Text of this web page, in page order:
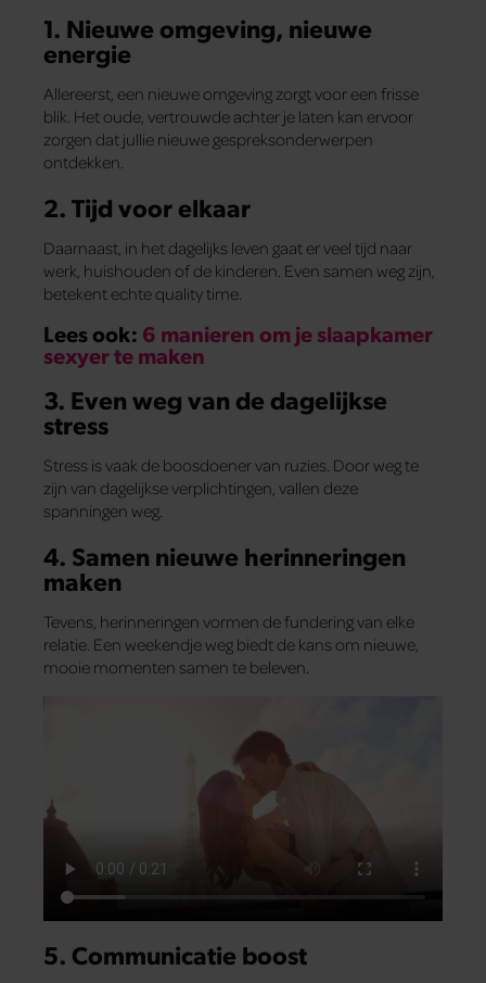
1. Nieuwe omgeving, nieuwe
energie
Allereerst, een nieuwe omgeving zorgt voor een frisse
blik. Het oude, vertrouwde achter je laten kan ervoor
zorgen dat jullie nieuwe gespreksonderwerpen
ontdekken.
2. Tijd voor elkaar
Daarnaast, in het dagelijks leven gaat er veel tijd naar
werk, huishouden of de kinderen. Even samen weg zijn,
betekent echte quality time.
Lees ook: 6 manieren om je slaapkamer
sexyer te maken
3. Even weg van de dagelijkse
stress
Stress is vaak de boosdoener van ruzies. Door weg te
zijn van dagelijkse verplichtingen, vallen deze
spanningen weg.
4. Samen nieuwe herinneringen
maken
Tevens, herinneringen vormen de fundering van elke
relatie. Een weekendje weg biedt de kans om nieuwe,
mooie momenten samen te beleven.
5. Communicatie boost